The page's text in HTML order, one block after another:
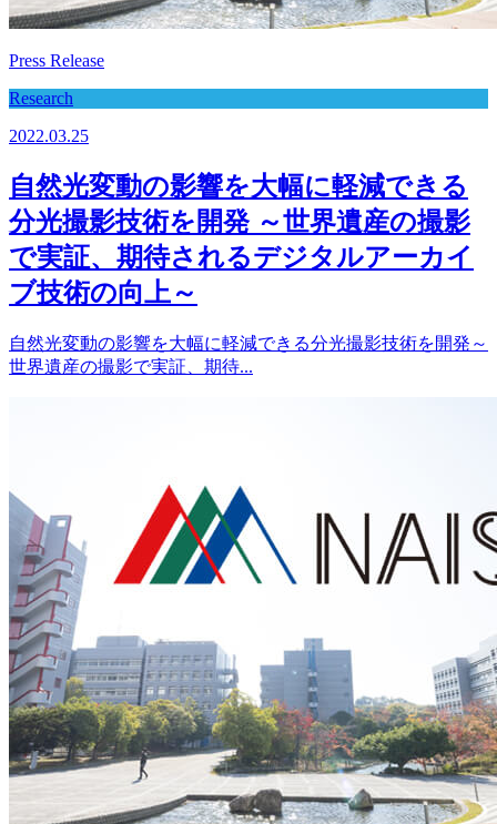
Press Release
Research
2022.03.25
自然光変動の影響を大幅に軽減できる
分光撮影技術を開発 ～世界遺産の撮影
で実証、期待されるデジタルアーカイ
ブ技術の向上～
自然光変動の影響を大幅に軽減できる分光撮影技術を開発～
世界遺産の撮影で実証、期待...